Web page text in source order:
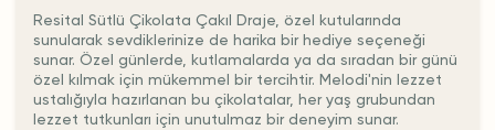
Resital Sütlü Çikolata Çakıl Draje, özel kutularında
sunularak sevdiklerinize de harika bir hediye seçeneği
sunar. Özel günlerde, kutlamalarda ya da sıradan bir günü
özel kılmak için mükemmel bir tercihtir. Melodi'nin lezzet
ustalığıyla hazırlanan bu çikolatalar, her yaş grubundan
lezzet tutkunları için unutulmaz bir deneyim sunar.